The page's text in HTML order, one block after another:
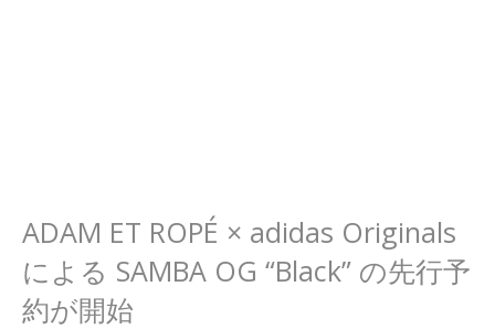
ADAM ET ROPÉ × adidas Originals
による SAMBA OG “Black” の先行予
約が開始